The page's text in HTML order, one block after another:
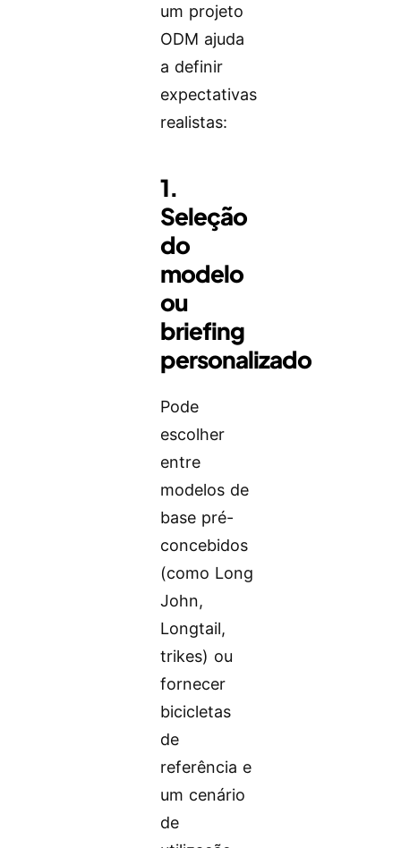
um projeto
ODM ajuda
a definir
expectativas
realistas:
1.
Seleção
do
modelo
ou
briefing
personalizado
Pode
escolher
entre
modelos de
base pré-
concebidos
(como Long
John,
Longtail,
trikes) ou
fornecer
bicicletas
de
referência e
um cenário
de